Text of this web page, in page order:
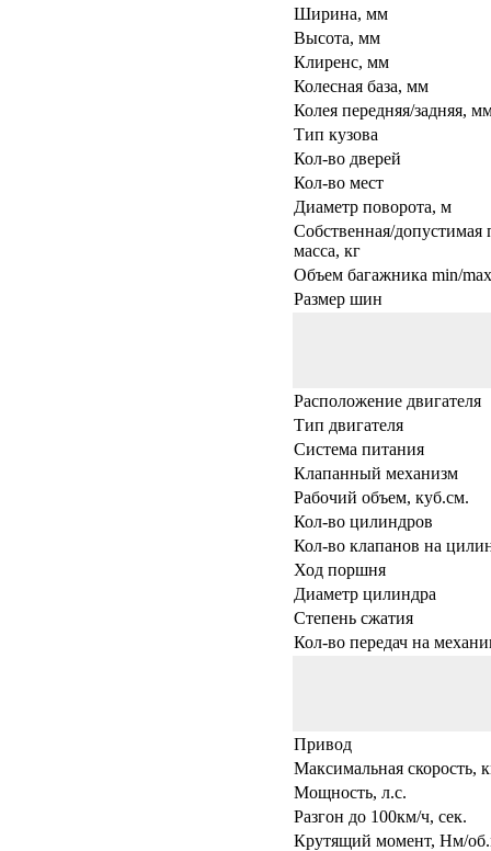
Ширина, мм
Высота, мм
Клиренс, мм
Колесная база, мм
Колея передняя/задняя,
Тип кузова
Кол-во дверей
Кол-во мест
Диаметр поворота, м
Собственная/допустимая
масса, кг
Объем багажника min/
Размер шин
Расположение двигателя
Тип двигателя
Система питания
Клапанный механизм
Рабочий объем, куб.см.
Кол-во цилиндров
Кол-во клапанов на
Ход поршня
Диаметр цилиндра
Степень сжатия
Кол-во передач на
Привод
Максимальная скорость,
Мощность, л.с.
Разгон до 100км/ч, сек.
Крутящий момент, Нм/